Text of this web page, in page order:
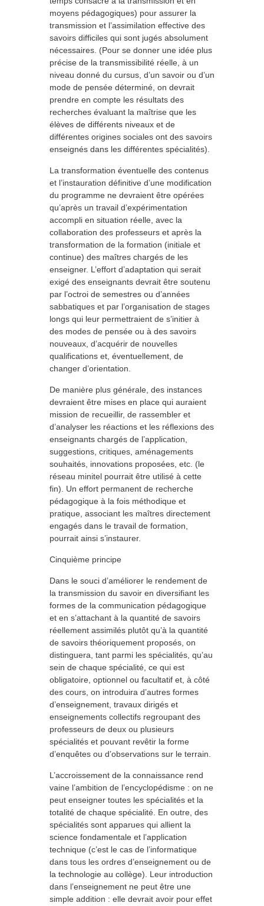
moyens pédagogiques) pour assurer la
transmission et l’assimilation effective des
savoirs difficiles qui sont jugés absolument
nécessaires. (Pour se donner une idée plus
précise de la transmissibilité réelle, à un
niveau donné du cursus, d’un savoir ou d’un
mode de pensée déterminé, on devrait
prendre en compte les résultats des
recherches évaluant la maîtrise que les
élèves de différents niveaux et de
différentes origines sociales ont des savoirs
enseignés dans les différentes spécialités).
La transformation éventuelle des contenus
et l’instauration définitive d’une modification
du programme ne devraient être opérées
qu’après un travail d’expérimentation
accompli en situation réelle, avec la
collaboration des professeurs et après la
transformation de la formation (initiale et
continue) des maîtres chargés de les
enseigner. L’effort d’adaptation qui serait
exigé des enseignants devrait être soutenu
par l’octroi de semestres ou d’années
sabbatiques et par l’organisation de stages
longs qui leur permettraient de s’initier à
des modes de pensée ou à des savoirs
nouveaux, d’acquérir de nouvelles
qualifications et, éventuellement, de
changer d’orientation.
De manière plus générale, des instances
devraient être mises en place qui auraient
mission de recueillir, de rassembler et
d’analyser les réactions et les réflexions des
enseignants chargés de l’application,
suggestions, critiques, aménagements
souhaités, innovations proposées, etc. (le
réseau minitel pourrait être utilisé à cette
fin). Un effort permanent de recherche
pédagogique à la fois méthodique et
pratique, associant les maîtres directement
engagés dans le travail de formation,
pourrait ainsi s’instaurer.
Cinquième principe
Dans le souci d’améliorer le rendement de
la transmission du savoir en diversifiant les
formes de la communication pédagogique
et en s’attachant à la quantité de savoirs
réellement assimilés plutôt qu’à la quantité
de savoirs théoriquement proposés, on
distinguera, tant parmi les spécialités, qu’au
sein de chaque spécialité, ce qui est
obligatoire, optionnel ou facultatif et, à côté
des cours, on introduira d’autres formes
d’enseignement, travaux dirigés et
enseignements collectifs regroupant des
professeurs de deux ou plusieurs
spécialités et pouvant revêtir la forme
d’enquêtes ou d’observations sur le terrain.
L’accroissement de la connaissance rend
vaine l’ambition de l’encyclopédisme : on ne
peut enseigner toutes les spécialités et la
totalité de chaque spécialité. En outre, des
spécialités sont apparues qui allient la
science fondamentale et l’application
technique (c’est le cas de l’informatique
dans tous les ordres d’enseignement ou de
la technologie au collège). Leur introduction
dans l’enseignement ne peut être une
simple addition : elle devrait avoir pour effet